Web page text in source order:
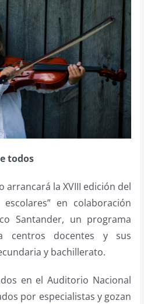
todos
arrancará la XVIII edición del
en colaboración
Santander, un programa
centros docentes y sus
y bachillerato.
en el Auditorio Nacional
por especialistas y gozan